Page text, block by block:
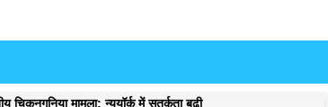
चिकनगुनिया मामला: न्यूयॉर्क में सतर्कता बढ़ी